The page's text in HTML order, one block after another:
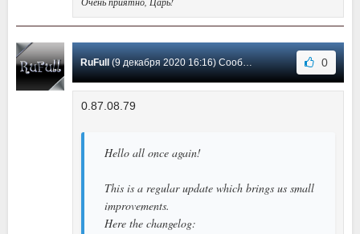
RuFull(9 декабря 2020 16:16) Сообщение #3 0
0.87.08.79
Hello all once again!
This is a regular update which brings us small
improvements.
Here the changelog: